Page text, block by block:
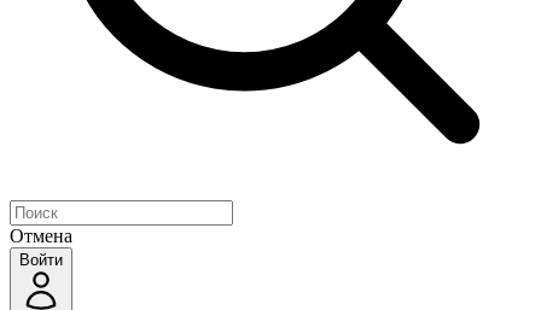
Отмена
Войти